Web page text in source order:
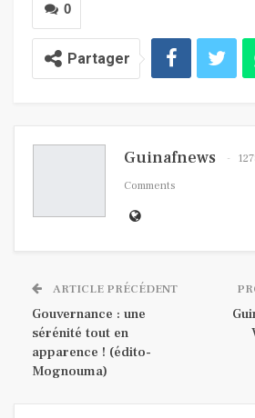
0
Partager
Guinafnews
Comments
ARTICLE PRÉCÉDENT
Gouvernance : une
sérénité tout en
apparence ! (édito-
Mognouma)